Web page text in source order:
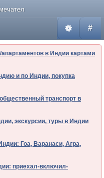
#
в Индии картами
и по Индии, покупка
транспорт в
экскурсии, туры в Индии
Гоа, Варанаси, Агра,
приехал-включил-